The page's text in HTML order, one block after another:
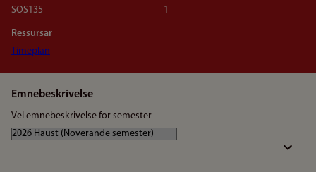
SOS135
1
Ressursar
Timeplan
Emnebeskrivelse
Vel emnebeskrivelse for semester